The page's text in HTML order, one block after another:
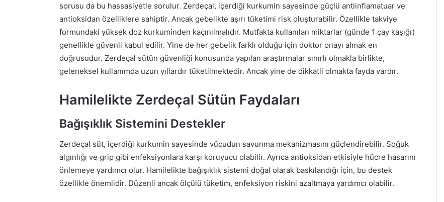
sorusu da bu hassasiyetle sorulur. Zerdeçal, içerdiği kurkumin sayesinde güçlü antiinflamatuar ve
antioksidan özelliklere sahiptir. Ancak gebelikte aşırı tüketimi risk oluşturabilir. Özellikle takviye
formundaki yüksek doz kurkuminden kaçınılmalıdır. Mutfakta kullanılan miktarlar (günde 1 çay kaşığı)
genellikle güvenli kabul edilir. Yine de her gebelik farklı olduğu için doktor onayı almak en
doğrusudur. Zerdeçal sütün güvenliği konusunda yapılan araştırmalar sınırlı olmakla birlikte,
geleneksel kullanımda uzun yıllardır tüketilmektedir. Ancak yine de dikkatli olmakta fayda vardır.
Hamilelikte Zerdeçal Sütün Faydaları
Bağışıklık Sistemini Destekler
Zerdeçal süt, içerdiği kurkumin sayesinde vücudun savunma mekanizmasını güçlendirebilir. Soğuk
algınlığı ve grip gibi enfeksiyonlara karşı koruyucu olabilir. Ayrıca antioksidan etkisiyle hücre hasarını
önlemeye yardımcı olur. Hamilelikte bağışıklık sistemi doğal olarak baskılandığı için, bu destek
özellikle önemlidir. Düzenli ancak ölçülü tüketim, enfeksiyon riskini azaltmaya yardımcı olabilir.